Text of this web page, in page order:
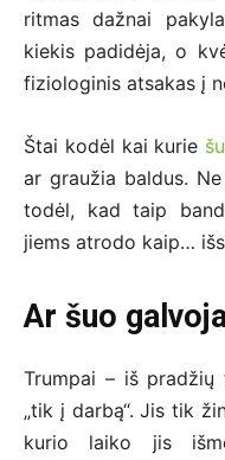
ritmas dažnai
kiekis padidėja, o
fiziologinis atsakas į
Štai kodėl kai kurie
ar graužia baldus.
todėl, kad taip
jiems atrodo kaip…
Ar šuo
Trumpai – iš pradžių
„tik į darbą“. Jis tik
kurio laiko jis